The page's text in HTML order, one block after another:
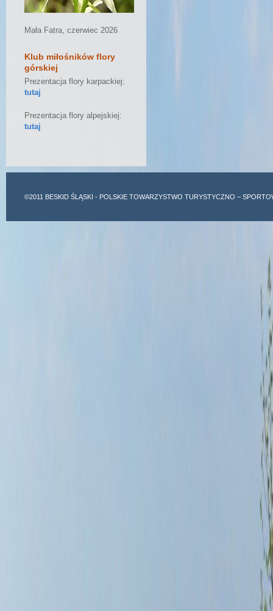
Mała Fatra, czerwiec 2026
Klub miłośników flory
górskiej
Prezentacja flory karpackiej:
tutaj
Prezentacja flory alpejskiej:
tutaj
©2011 BESKID ŚLĄSKI - POLSKIE TOWARZYSTWO TURYSTYCZNO –